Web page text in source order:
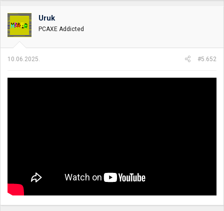
Uruk
PCAXE Addicted
10.06.2025. #5.652